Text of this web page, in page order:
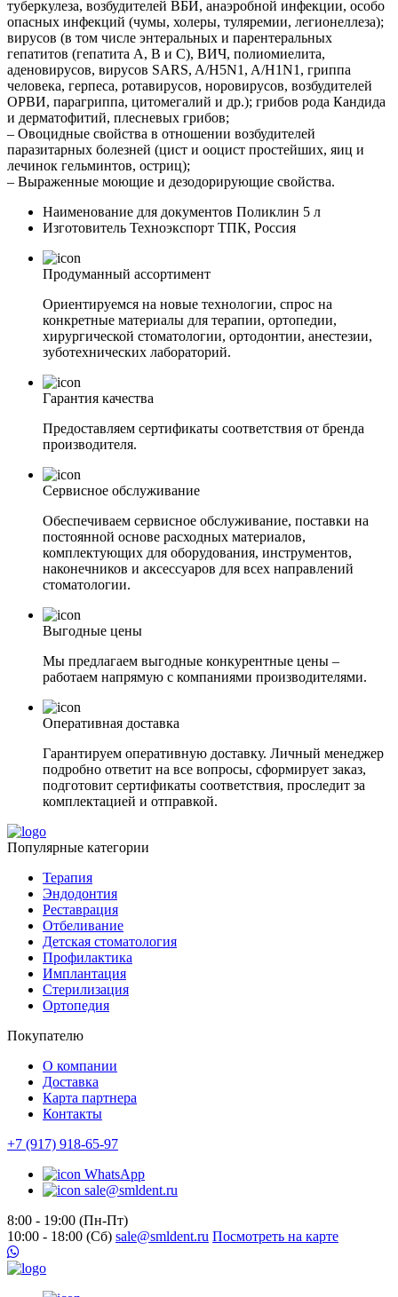
туберкулеза, возбудителей ВБИ, анаэробной инфекции, особо
опасных инфекций (чумы, холеры, туляремии, легионеллеза);
вирусов (в том числе энтеральных и парентеральных
гепатитов (гепатита А, В и С), ВИЧ, полиомиелита,
аденовирусов, вирусов SARS, A/H5N1, A/H1N1, гриппа
человека, герпеса, ротавирусов, норовирусов, возбудителей
ОРВИ, парагриппа, цитомегалий и др.); грибов рода Кандида
и дерматофитий, плесневых грибов;
– Овоцидные свойства в отношении возбудителей
паразитарных болезней (цист и ооцист простейших, яиц и
лечинок гельминтов, остриц);
– Выраженные моющие и дезодорирующие свойства.
Наименование для документов Поликлин 5 л
Изготовитель Техноэкспорт ТПК, Россия
Продуманный ассортимент
Ориентируемся на новые технологии, спрос на
конкретные материалы для терапии, ортопедии,
хирургической стоматологии, ортодонтии, анестезии,
зуботехнических лабораторий.
Гарантия качества
Предоставляем сертификаты соответствия от бренда
производителя.
Сервисное обслуживание
Обеспечиваем сервисное обслуживание, поставки на
постоянной основе расходных материалов,
комплектующих для оборудования, инструментов,
наконечников и аксессуаров для всех направлений
стоматологии.
Выгодные цены
Мы предлагаем выгодные конкурентные цены –
работаем напрямую с компаниями производителями.
Оперативная доставка
Гарантируем оперативную доставку. Личный менеджер
подробно ответит на все вопросы, сформирует заказ,
подготовит сертификаты соответствия, проследит за
комплектацией и отправкой.
Популярные категории
Терапия
Эндодонтия
Реставрация
Отбеливание
Детская стоматология
Профилактика
Имплантация
Стерилизация
Ортопедия
Покупателю
О компании
Доставка
Карта партнера
Контакты
+7 (917) 918-65-97
WhatsApp
sale@smldent.ru
8:00 - 19:00 (Пн-Пт)
10:00 - 18:00 (Сб) sale@smldent.ru Посмотреть на карте